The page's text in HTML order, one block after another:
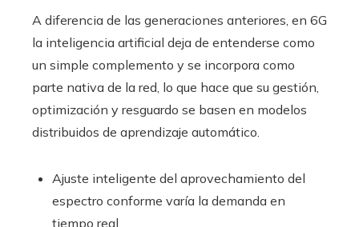
A diferencia de las generaciones anteriores, en 6G
la inteligencia artificial deja de entenderse como
un simple complemento y se incorpora como
parte nativa de la red, lo que hace que su gestión,
optimización y resguardo se basen en modelos
distribuidos de aprendizaje automático.
Ajuste inteligente del aprovechamiento del
espectro conforme varía la demanda en
tiempo real.